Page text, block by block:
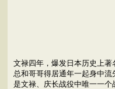
文禄四年，爆发日本历史上著
总和哥哥得居通年一起身中
是文禄、庆长战役中唯一一